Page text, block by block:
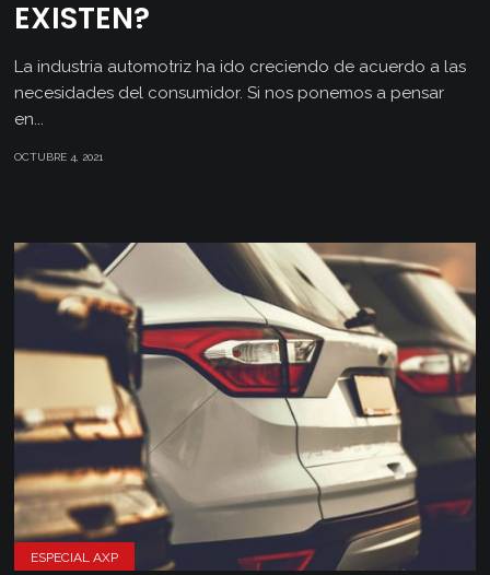
EXISTEN?
La industria automotriz ha ido creciendo de acuerdo a las
necesidades del consumidor. Si nos ponemos a pensar
en...
OCTUBRE 4, 2021
ESPECIAL AXP